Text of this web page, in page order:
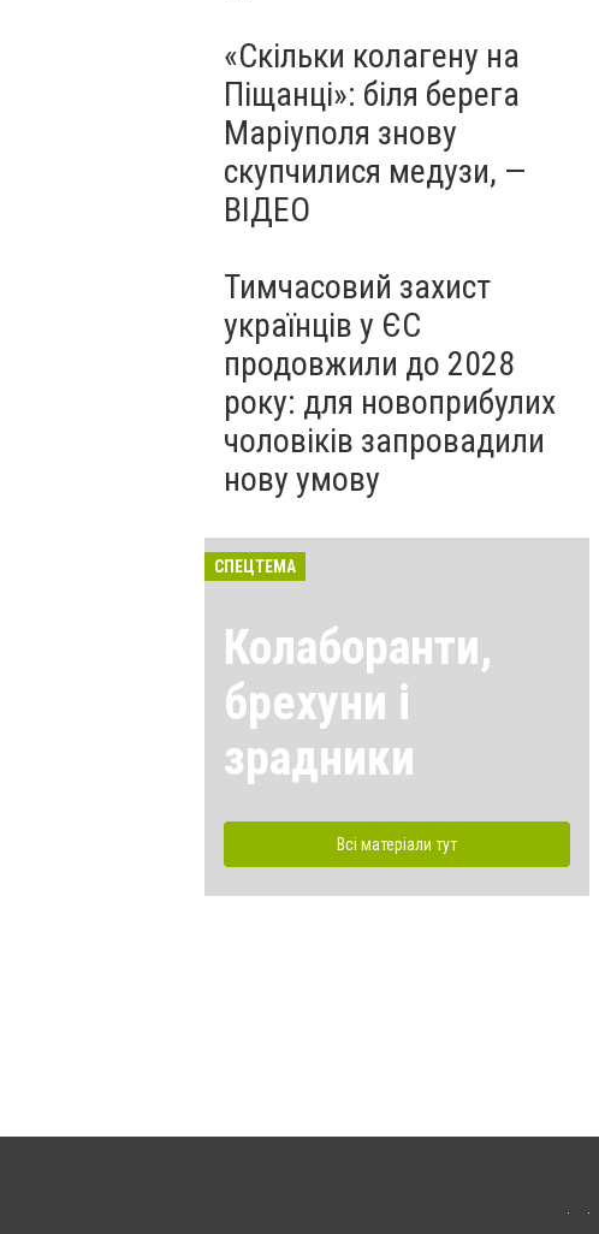
«Скільки колагену на
Піщанці»: біля берега
Маріуполя знову
скупчилися медузи, —
ВІДЕО
Тимчасовий захист
українців у ЄС
продовжили до 2028
року: для новоприбулих
чоловіків запровадили
нову умову
СПЕЦТЕМА
Колаборанти,
брехуни і
зрадники
Всі матеріали тут